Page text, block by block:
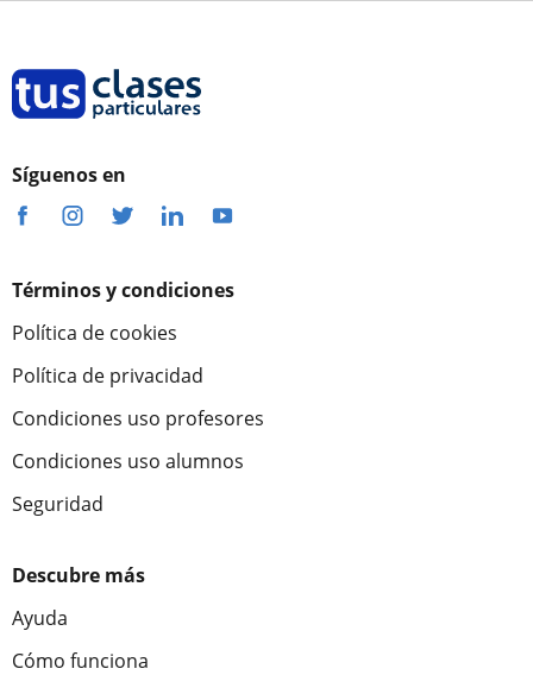
Síguenos en
Términos y condiciones
Política de cookies
Política de privacidad
Condiciones uso profesores
Condiciones uso alumnos
Seguridad
Descubre más
Ayuda
Cómo funciona